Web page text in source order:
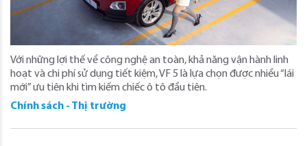
Với những lợi thế về công nghệ an toàn, khả năng vận hành linh
hoạt và chi phí sử dụng tiết kiệm, VF 5 là lựa chọn được nhiều “lái
mới” ưu tiên khi tìm kiếm chiếc ô tô đầu tiên.
Chính sách - Thị trường